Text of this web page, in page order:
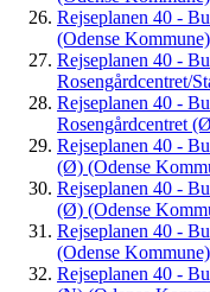
Rejseplanen 40 -
(Odense Kommune)
Rejseplanen 40 -
Rosengårdcentret/
Rejseplanen 40 -
Rosengårdcentret
Rejseplanen 40 -
(Ø) (Odense
Rejseplanen 40 -
(Ø) (Odense
Rejseplanen 40 -
(Odense Kommune)
Rejseplanen 40 -